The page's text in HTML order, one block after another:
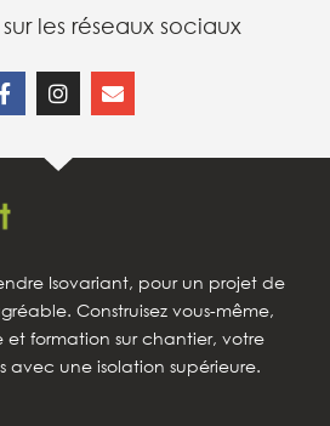
les réseaux sociaux
Isovariant, pour un projet de
Construisez vous-même,
et formation sur chantier, votre
avec une isolation supérieure.